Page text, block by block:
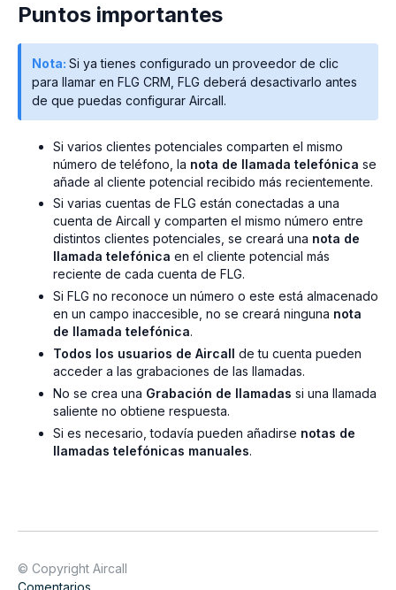
Puntos importantes
Nota: Si ya tienes configurado un proveedor de clic
para llamar en FLG CRM, FLG deberá desactivarlo antes
de que puedas configurar Aircall.
Si varios clientes potenciales comparten el mismo
número de teléfono, la nota de llamada telefónica se
añade al cliente potencial recibido más recientemente.
Si varias cuentas de FLG están conectadas a una
cuenta de Aircall y comparten el mismo número entre
distintos clientes potenciales, se creará una nota de
llamada telefónica en el cliente potencial más
reciente de cada cuenta de FLG.
Si FLG no reconoce un número o este está almacenado
en un campo inaccesible, no se creará ninguna nota
de llamada telefónica.
Todos los usuarios de Aircall de tu cuenta pueden
acceder a las grabaciones de las llamadas.
No se crea una Grabación de llamadas si una llamada
saliente no obtiene respuesta.
Si es necesario, todavía pueden añadirse notas de
llamadas telefónicas manuales.
© Copyright Aircall
Comentarios